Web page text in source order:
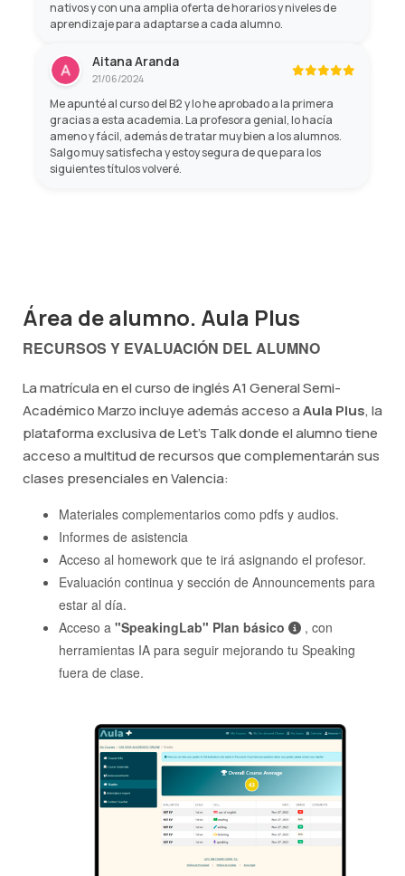
nativos y con una amplia oferta de horarios y niveles de
aprendizaje para adaptarse a cada alumno.
Aitana Aranda
21/06/2024
Me apunté al curso del B2 y lo he aprobado a la primera
gracias a esta academia. La profesora genial, lo hacía
ameno y fácil, además de tratar muy bien a los alumnos.
Salgo muy satisfecha y estoy segura de que para los
siguientes títulos volveré.
Área de alumno. Aula Plus
RECURSOS Y EVALUACIÓN DEL ALUMNO
La matrícula en el curso de inglés A1 General Semi-
Académico Marzo incluye además acceso aAula Plus, la
plataforma exclusiva de Let's Talk donde el alumno tiene
acceso a multitud de recursos que complementarán sus
clases presenciales en Valencia:
Materiales complementarios como pdfs y audios.
Informes de asistencia
Acceso al homework que te irá asignando el profesor.
Evaluación continua y sección de Announcements para
estar al día.
Acceso a "SpeakingLab" Plan básico
, con
herramientas IA para seguir mejorando tu Speaking
fuera de clase.